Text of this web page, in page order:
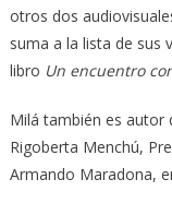
otros dos
suma a la lista de sus
libro Un encuentro
Milá también es autor
Rigoberta Menchú,
Armando Maradona,